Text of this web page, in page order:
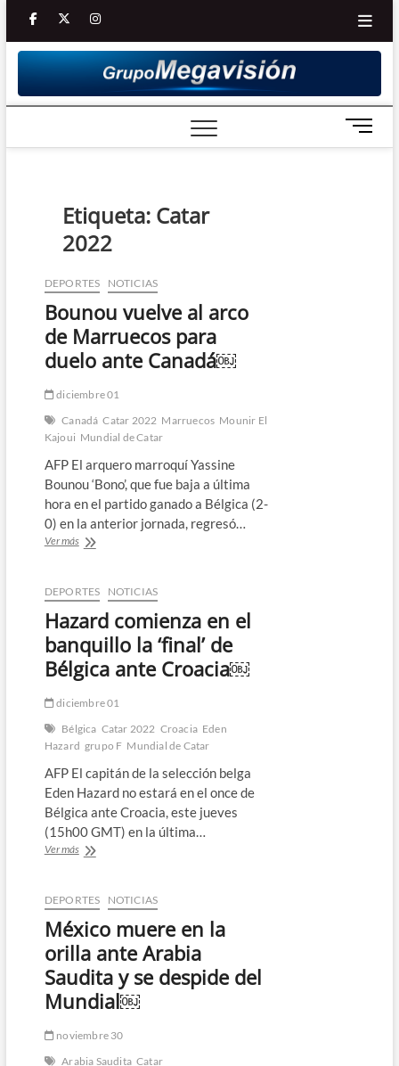
Saltar
contenido
facebooktwitter
Youtube
instagram
B
o
Etiqueta: Catar
2022
DEPORTES NOTICIAS
Bounou vuelve al arco
de Marruecos para
duelo ante Canadá￼
diciembre 01
Canadá Catar 2022 Marruecos Mounir El
Kajoui Mundial de Catar
AFP El arquero marroquí Yassine
Bounou ‘Bono’, que fue baja a última
hora en el partido ganado a Bélgica (2-
0) en la anterior jornada, regresó…
Ver másBounou
arco
de
Marruecos
duelo
ante
Canadá
￼
DEPORTES NOTICIAS
Hazard comienza en el
banquillo la ‘final’ de
Bélgica ante Croacia￼
diciembre 01
Bélgica Catar 2022 Croacia Eden
Hazard grupo F Mundial de Catar
AFP El capitán de la selección belga
Eden Hazard no estará en el once de
Bélgica ante Croacia, este jueves
(15h00 GMT) en la última…
Ver másHazard
el
banquillo
la
‘final’
de
Bélgica
ante
Croacia
DEPORTES NOTICIAS
México muere en la
orilla ante Arabia
Saudita y se despide del
Mundial￼
noviembre 30
Arabia Saudita Catar